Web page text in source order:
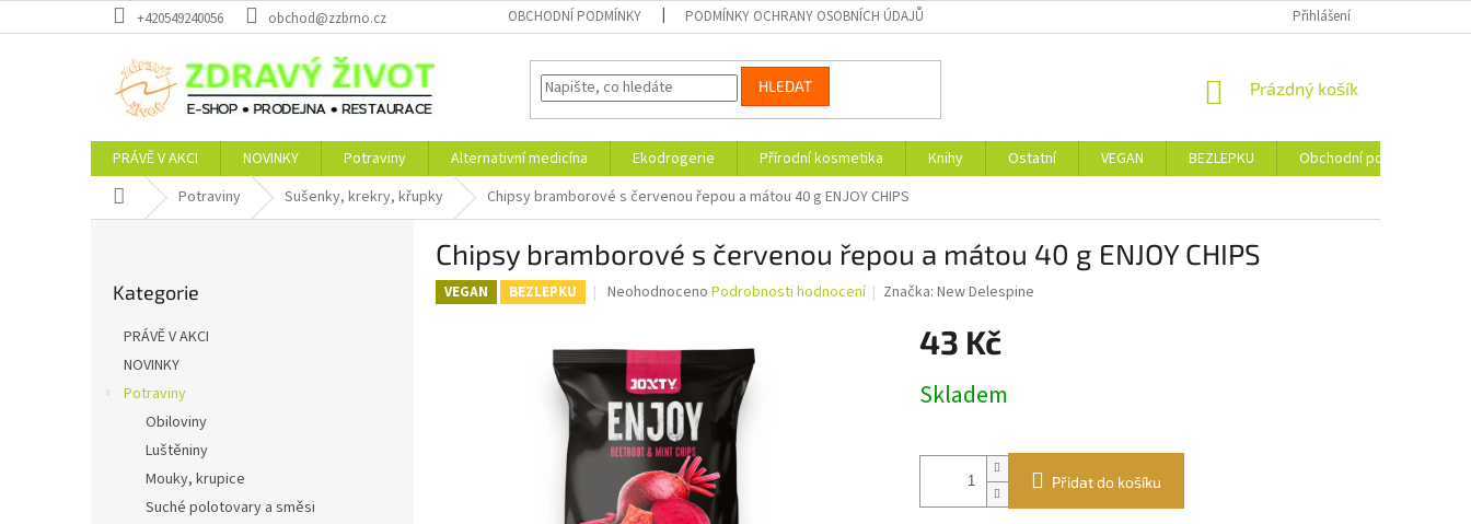
na
+420549240056 obchod@zzbrno.cz OBCHODNÍ PODMÍNKY PODMÍNKY OCHRANY OSOBNÍCH ÚDAJŮ Přihlášení
HLEDAT
NÁKUPNÍ
Prázdný košík
PRÁVĚ V AKCI NOVINKY Potraviny Alternativní medicína Ekodrogerie Přírodní kosmetika Knihy Ostatní VEGAN BEZLEPKU
Obchodní podmínky
Domů Potraviny Sušenky, krekry, křupky Chipsy bramborové s červenou řepou a mátou 40 g ENJOY CHIPS
kategorie
Kategorie
PRÁVĚ V AKCI
NOVINKY
Potraviny
Obiloviny
Luštěniny
Mouky, krupice
Suché polotovary a směsi
Chipsy bramborové s červenou řepou a mátou 40 g ENJOY CHIPS
VEGAN BEZLEPKU
Průměrné
je
z
5
hvězdiček.
Neohodnoceno Podrobnosti hodnocení Značka:New Delespine
43 Kč
cena:
Skladem
Přidat do košíku